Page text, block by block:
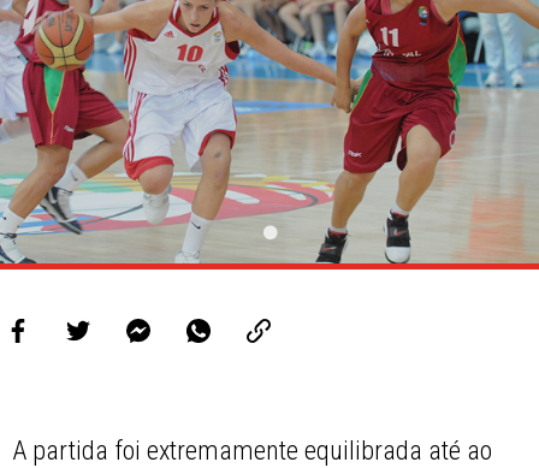
A partida foi extremamente equilibrada até ao